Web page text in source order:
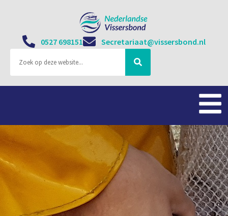
0527 698151 Secretariaat@vissersbond.nl